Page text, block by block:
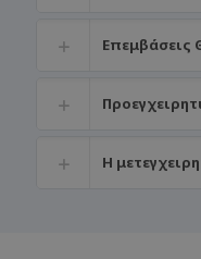
Επεμβάσεις
Η